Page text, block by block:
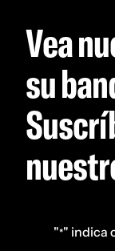
Vea
su
"*" indica